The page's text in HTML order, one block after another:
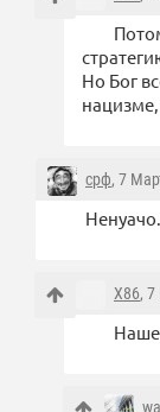
Но Бог
срф, 7
X86,
Наше